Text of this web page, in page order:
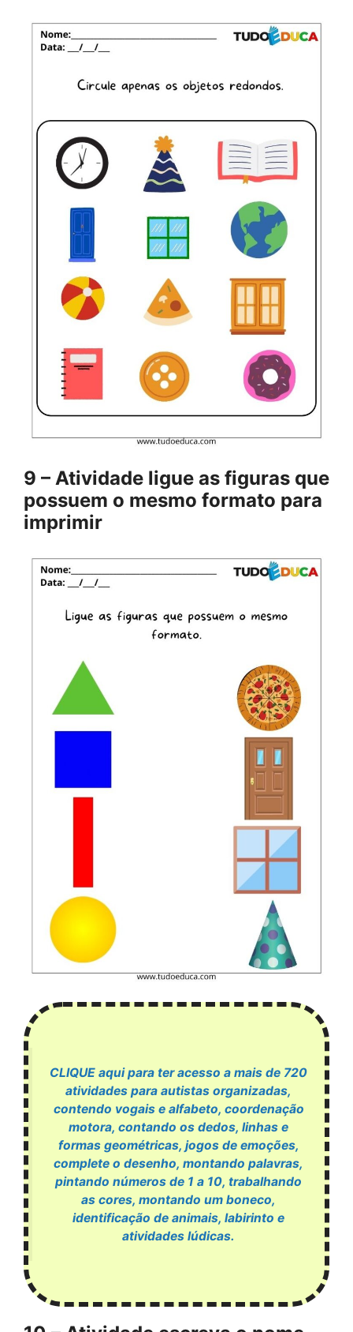
9 – Atividade ligue as figuras que
possuem o mesmo formato para
imprimir
CLIQUE aqui para ter acesso a mais de 720
atividades para autistas organizadas,
contendo vogais e alfabeto, coordenação
motora, contando os dedos, linhas e
formas geométricas, jogos de emoções,
complete o desenho, montando palavras,
pintando números de 1 a 10, trabalhando
as cores, montando um boneco,
identificação de animais, labirinto e
atividades lúdicas.